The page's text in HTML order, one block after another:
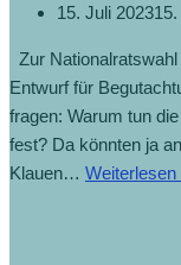
15. Juli 2023
Zur
Entwurf für
fragen: Warum tun
fest? Da könnten ja
Klauen… Weiterlesen